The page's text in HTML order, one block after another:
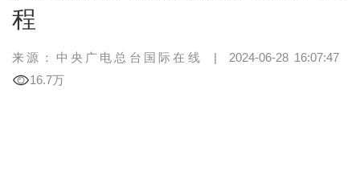
程
来源：中央广电总台国际在线 | 2024-06-28 16:07:47
16.7万